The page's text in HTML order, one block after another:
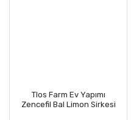
Tlos Farm Ev Yapımı
Zencefil Bal Limon Sirkesi